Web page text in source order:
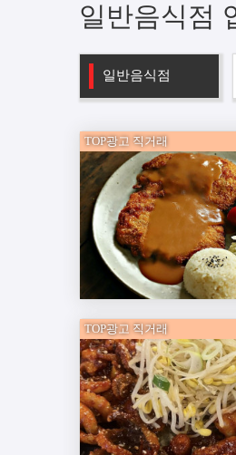
일반음식점
일반음식점
TOP광고 직거래
TOP광고 직거래